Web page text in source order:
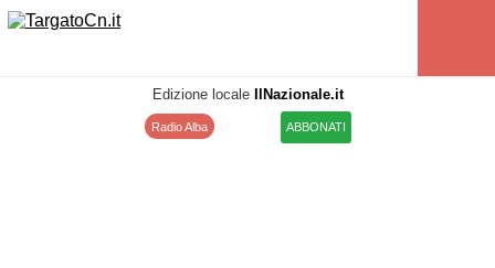
Edizione locale IlNazionale.it
Radio Alba ABBONATI